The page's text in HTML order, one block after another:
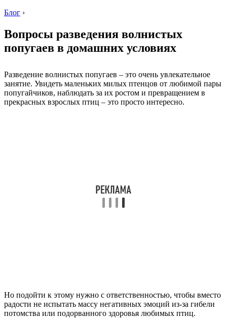
Блог ›
Вопросы разведения волнистых
попугаев в домашних условиях
Разведение волнистых попугаев – это очень увлекательное
занятие. Увидеть маленьких милых птенцов от любимой пары
попугайчиков, наблюдать за их ростом и превращением в
прекрасных взрослых птиц – это просто интересно.
Но подойти к этому нужно с ответственностью, чтобы вместо
радости не испытать массу негативных эмоций из-за гибели
потомства или подорванного здоровья любимых птиц.